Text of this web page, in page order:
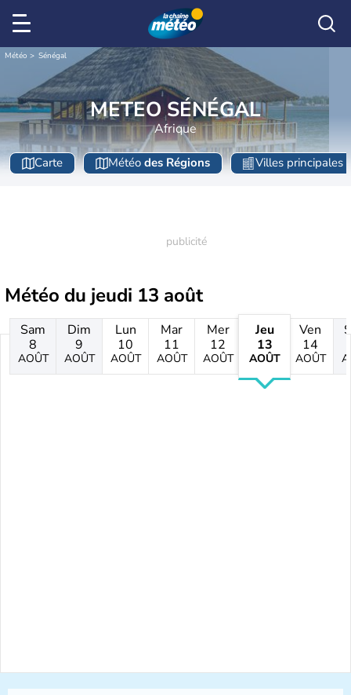
Météo Sénégal
METEO SÉNÉGAL
Afrique
Carte Météo des Régions Villes principales
Météo du jeudi 13 août
Sam
8
AOÛT
Dim
9
AOÛT
Lun
10
AOÛT
Mar
11
AOÛT
Mer
12
AOÛT
Jeu
13
AOÛT
Ven
14
AOÛT